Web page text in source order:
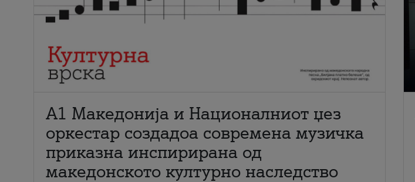
А1 Македонија и Националниот џез
оркестар создадоа современа музичка
приказна инспирирана од
македонското културно наследство